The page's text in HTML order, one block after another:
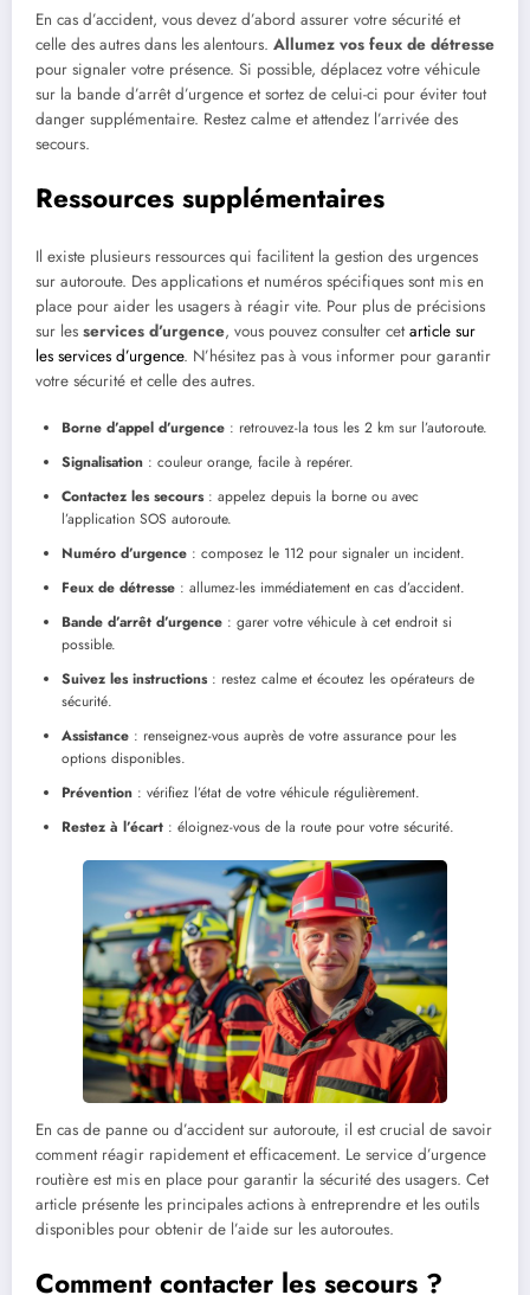
En cas d’accident, vous devez d’abord assurer votre sécurité et
celle des autres dans les alentours. Allumez vos feux de détresse
pour signaler votre présence. Si possible, déplacez votre véhicule
sur la bande d’arrêt d’urgence et sortez de celui-ci pour éviter tout
danger supplémentaire. Restez calme et attendez l’arrivée des
secours.
Ressources supplémentaires
Il existe plusieurs ressources qui facilitent la gestion des urgences
sur autoroute. Des applications et numéros spécifiques sont mis en
place pour aider les usagers à réagir vite. Pour plus de précisions
sur les services d’urgence, vous pouvez consulter cetarticle sur
les services d’urgence. N’hésitez pas à vous informer pour garantir
votre sécurité et celle des autres.
Borne d’appel d’urgence : retrouvez-la tous les 2 km sur l’autoroute.
Signalisation : couleur orange, facile à repérer.
Contactez les secours: appelez depuis la borne ou avec
l’application SOS autoroute.
Numéro d’urgence : composez le 112 pour signaler un incident.
Feux de détresse : allumez-les immédiatement en cas d’accident.
Bande d’arrêt d’urgence : garer votre véhicule à cet endroit si
possible.
Suivez les instructions: restez calme et écoutez les opérateurs de
sécurité.
Assistance : renseignez-vous auprès de votre assurance pour les
options disponibles.
Prévention : vérifiez l’état de votre véhicule régulièrement.
Restez à l’écart : éloignez-vous de la route pour votre sécurité.
En cas de panne ou d’accident sur autoroute, il est crucial de savoir
comment réagir rapidement et efficacement. Le service d’urgence
routière est mis en place pour garantir la sécurité des usagers. Cet
article présente les principales actions à entreprendre et les outils
disponibles pour obtenir de l’aide sur les autoroutes.
Comment contacter les secours ?